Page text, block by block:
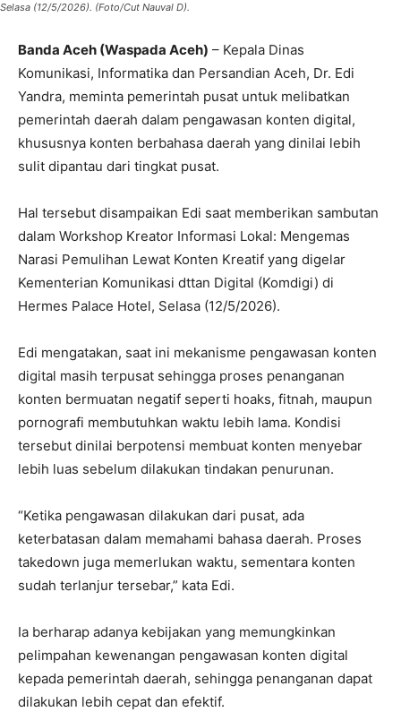
Selasa (12/5/2026). (Foto/Cut Nauval D).
Banda Aceh (Waspada Aceh) – Kepala Dinas
Komunikasi, Informatika dan Persandian Aceh, Dr. Edi
Yandra, meminta pemerintah pusat untuk melibatkan
pemerintah daerah dalam pengawasan konten digital,
khususnya konten berbahasa daerah yang dinilai lebih
sulit dipantau dari tingkat pusat.
Hal tersebut disampaikan Edi saat memberikan sambutan
dalam Workshop Kreator Informasi Lokal: Mengemas
Narasi Pemulihan Lewat Konten Kreatif yang digelar
Kementerian Komunikasi dttan Digital (Komdigi) di
Hermes Palace Hotel, Selasa (12/5/2026).
Edi mengatakan, saat ini mekanisme pengawasan konten
digital masih terpusat sehingga proses penanganan
konten bermuatan negatif seperti hoaks, fitnah, maupun
pornografi membutuhkan waktu lebih lama. Kondisi
tersebut dinilai berpotensi membuat konten menyebar
lebih luas sebelum dilakukan tindakan penurunan.
“Ketika pengawasan dilakukan dari pusat, ada
keterbatasan dalam memahami bahasa daerah. Proses
takedown juga memerlukan waktu, sementara konten
sudah terlanjur tersebar,” kata Edi.
Ia berharap adanya kebijakan yang memungkinkan
pelimpahan kewenangan pengawasan konten digital
kepada pemerintah daerah, sehingga penanganan dapat
dilakukan lebih cepat dan efektif.